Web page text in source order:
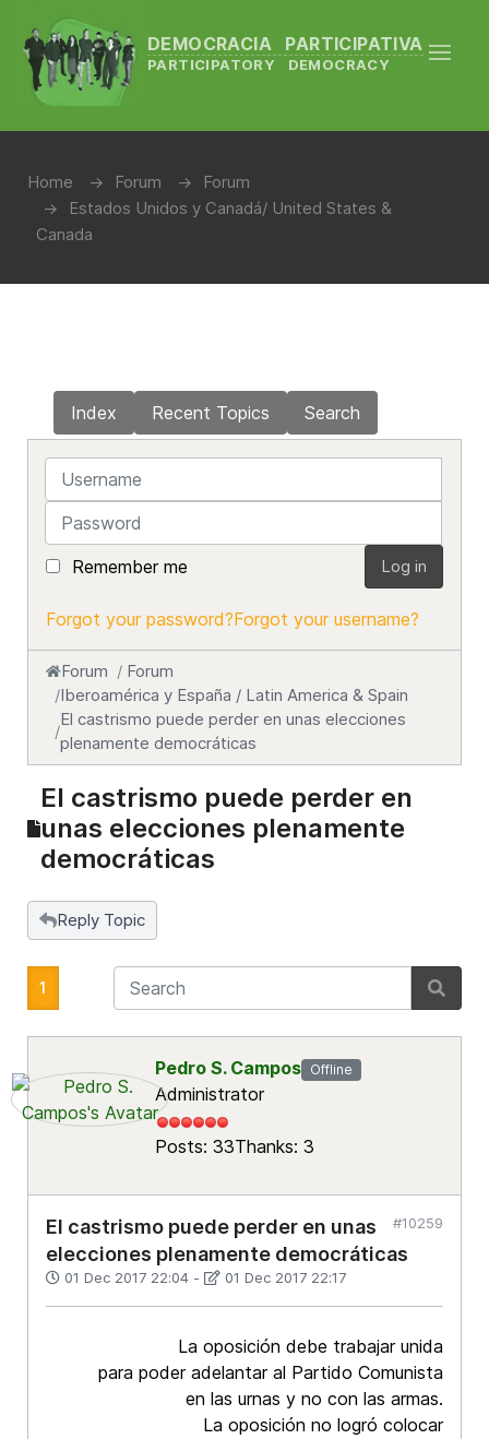
DEMOCRACIA PARTICIPATIVA
PARTICIPATORY DEMOCRACY
Home Forum
Forum
Estados Unidos y Canadá/ United States &
Canada
Index Recent Topics Search
Username
Password
Remember me Log in
Forgot your password?Forgot your username?
Forum
Forum
Iberoamérica y España / Latin America & Spain
El castrismo puede perder en unas elecciones
plenamente democráticas
El castrismo puede perder en
unas elecciones plenamente
democráticas
Reply Topic
1
Pedro S. Campos Offline
Administrator
Posts: 33Thanks: 3
El castrismo puede perder en unas
elecciones plenamente democráticas
01 Dec 2017 22:04 - 01 Dec 2017 22:17
#10259
La oposición debe trabajar unida
para poder adelantar al Partido Comunista
en las urnas y no con las armas.
La oposición no logró colocar